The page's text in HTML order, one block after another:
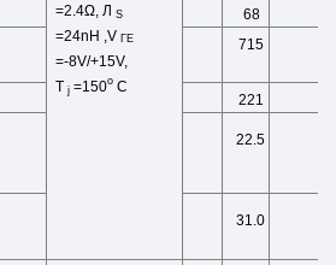
=2.4Ω,ЛS
=24nH ,VГЕ
=-8V/+15V,
Tj=150o C
68
715
221
22.5
31.0